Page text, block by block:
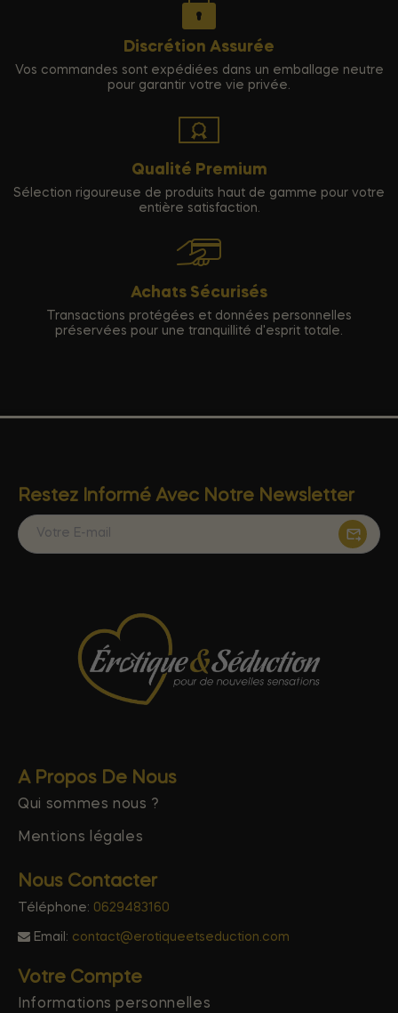
Discrétion Assurée
Vos commandes sont expédiées dans un emballage neutre
pour garantir votre vie privée.
Qualité Premium
Sélection rigoureuse de produits haut de gamme pour votre
entière satisfaction.
Achats Sécurisés
Transactions protégées et données personnelles
préservées pour une tranquillité d'esprit totale.
Restez Informé Avec Notre Newsletter
A Propos De Nous
Qui sommes nous ?
Mentions légales
Nous Contacter
Téléphone: 0629483160
Email: contact@erotiqueetseduction.com
Votre Compte
Informations personnelles